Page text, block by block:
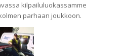
kilpailuluokassamme
parhaan joukkoon.